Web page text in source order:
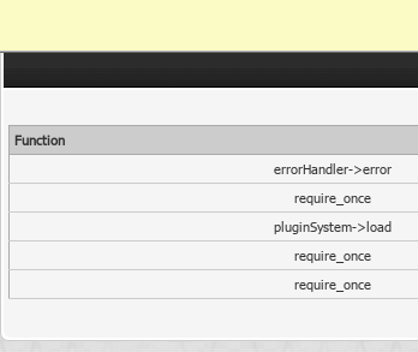
Function
errorHandler->error
require_once
pluginSystem->load
require_once
require_once